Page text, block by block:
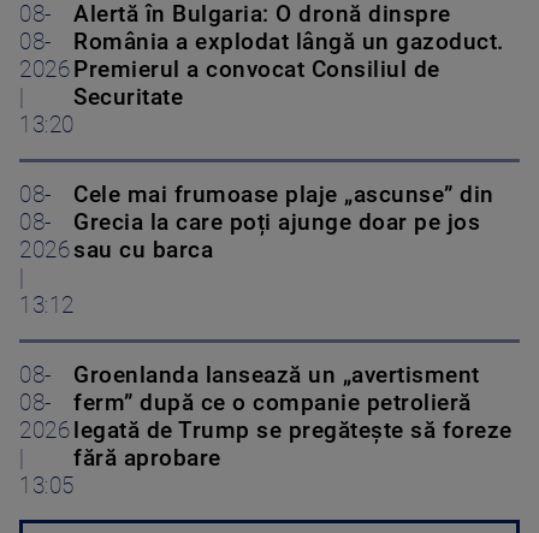
08-
08-
2026
13:20
Alertă în Bulgaria: O dronă dinspre
România a explodat lângă un gazoduct.
Premierul a convocat Consiliul de
Securitate
08-
08-
2026
13:12
Cele mai frumoase plaje „ascunse” din
Grecia la care poți ajunge doar pe jos
sau cu barca
08-
08-
2026
13:05
Groenlanda lansează un „avertisment
ferm” după ce o companie petrolieră
legată de Trump se pregătește să foreze
fără aprobare